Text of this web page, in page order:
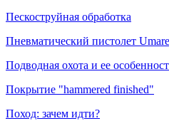
Пескоструйная обработка
Пневматический пистолет
Подводная охота и ее
Покрытие "hammered finished"
Поход: зачем идти?